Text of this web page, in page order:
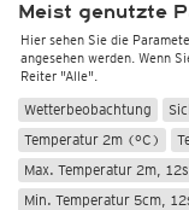
Meist genutzte
Hier sehen Sie die
angesehen werden. Wenn
Reiter "Alle".
Wetterbeobachtung
Temperatur 2m (°C)
Max. Temperatur 2m,
Min. Temperatur 5cm,